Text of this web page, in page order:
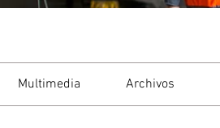
Multimedia Archivos